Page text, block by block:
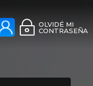
OLVIDÉ MI
CONTRASEÑA